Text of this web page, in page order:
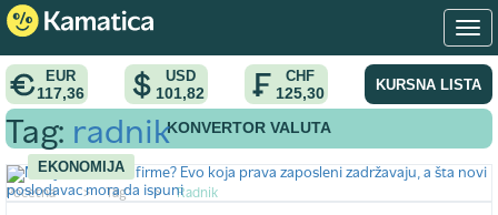
EUR
117,36
USD
101,82
CHF
125,30 KURSNA LISTA
KONVERTOR VALUTA
Pocetna > Tag > Radnik
Tag: radnik
EKONOMIJA